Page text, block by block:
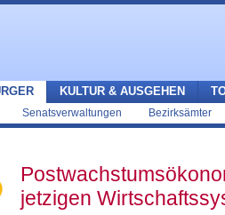
Senatsverwaltungen Bezirksämter
KULTUR & AUSGEHEN
jetzigen